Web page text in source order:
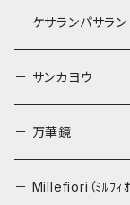
－ ケサランパサラン
－ サンカヨウ
－ 万華鏡
－ Millefiori（ﾐﾙﾌｨｵ